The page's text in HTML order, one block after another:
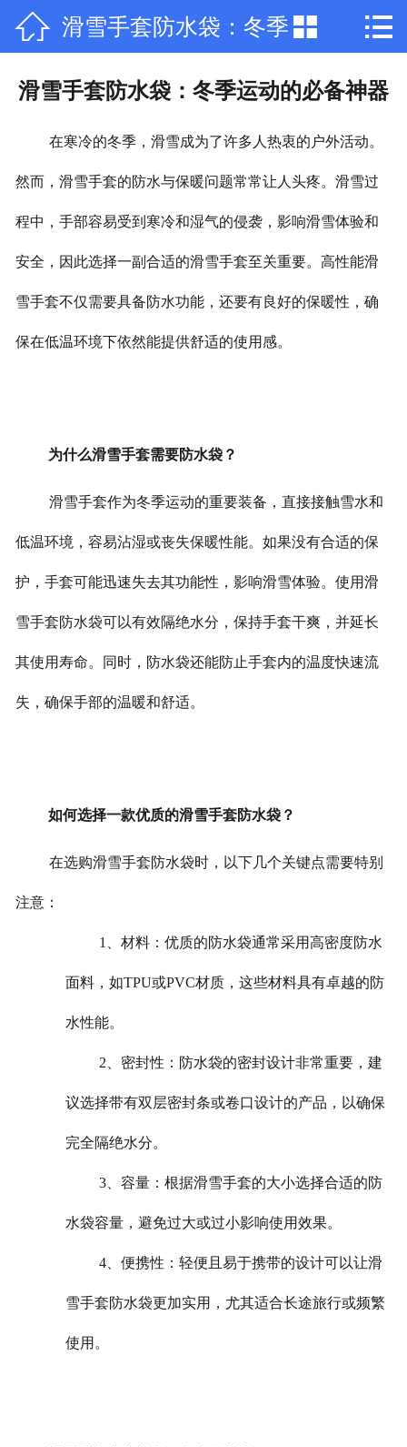
 网站首页
厂房厂景
在线留言
联系我们
 滑雪手套防水袋：冬季
运动的必备神器
 
滑雪手套防水袋：冬季运动的必备神器
在寒冷的冬季，滑雪成为了许多人热衷的户外活动。
然而，滑雪手套的防水与保暖问题常常让人头疼。 滑雪过
程中，手部容易受到寒冷和湿气的侵袭，影响滑雪体验和
安全，因此选择一副合适的滑雪手套至关重要。高性能滑
雪手套不仅需要具备防水功能，还要有良好的保暖性，确
保在低温环境下依然能提供舒适的使用感。
为什么滑雪手套需要防水袋？
滑雪手套作为冬季运动的重要装备，直接接触雪水和
低温环境，容易沾湿或丧失保暖性能。如果没有合适的保
护，手套可能迅速失去其功能性，影响滑雪体验。 使用滑
雪手套防水袋可以有效隔绝水分，保持手套干爽，并延长
其使用寿命。同时，防水袋还能防止手套内的温度快速流
失，确保手部的温暖和舒适。
如何选择一款优质的滑雪手套防水袋？
在选购滑雪手套防水袋时，以下几个关键点需要特别
注意：
1、材料：优质的防水袋通常采用高密度防水
面料，如TPU或PVC材质，这些材料具有卓越的防
水性能。
2、密封性：防水袋的密封设计非常重要，建
议选择带有双层密封条或卷口设计的产品，以确保
完全隔绝水分。
3、容量：根据滑雪手套的大小选择合适的防
水袋容量，避免过大或过小影响使用效果。
4、便携性：轻便且易于携带的设计可以让滑
雪手套防水袋更加实用，尤其适合长途旅行或频繁
使用。